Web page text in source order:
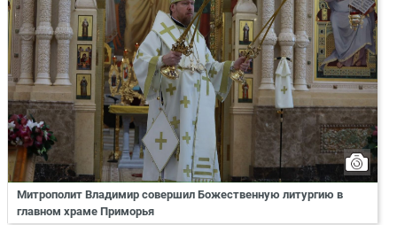
Митрополит Владимир совершил Божественную литургию в
главном храме Приморья